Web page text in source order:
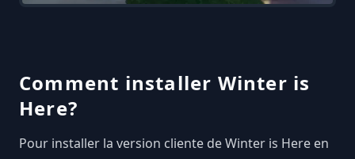
Comment installer Winter is
Here?
Pour installer la version cliente de Winter is Here en